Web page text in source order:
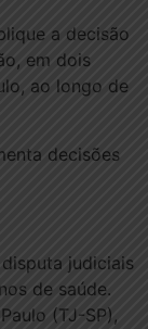
a decisão
em dois
ao longo de
decisões
judiciais
de saúde.
(TJ-SP),